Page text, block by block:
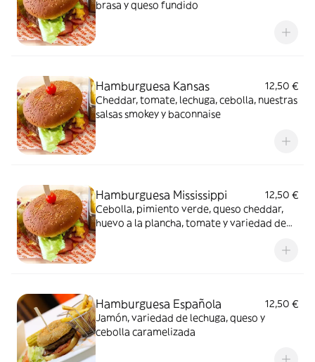
brasa y queso fundido
Hamburguesa Kansas
12,50 €
Cheddar, tomate, lechuga, cebolla, nuestras
salsas smokey y baconnaise
Hamburguesa Mississippi
12,50 €
Cebolla, pimiento verde, queso cheddar,
huevo a la plancha, tomate y variedad de
Hamburguesa Española
12,50 €
Jamón, variedad de lechuga, queso y
cebolla caramelizada